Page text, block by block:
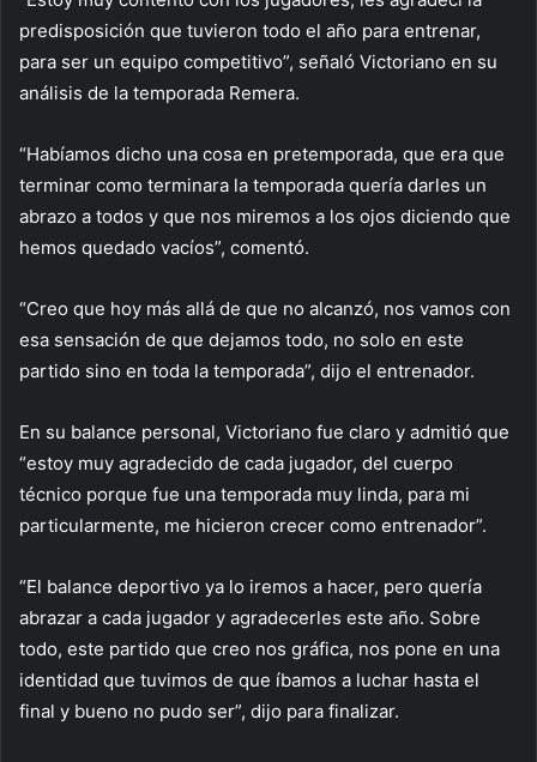
predisposición que tuvieron todo el año para entrenar,
para ser un equipo competitivo”, señaló Victoriano en su
análisis de la temporada Remera.
“Habíamos dicho una cosa en pretemporada, que era que
terminar como terminara la temporada quería darles un
abrazo a todos y que nos miremos a los ojos diciendo que
hemos quedado vacíos”, comentó.
“Creo que hoy más allá de que no alcanzó, nos vamos con
esa sensación de que dejamos todo, no solo en este
partido sino en toda la temporada”, dijo el entrenador.
En su balance personal, Victoriano fue claro y admitió que
“estoy muy agradecido de cada jugador, del cuerpo
técnico porque fue una temporada muy linda, para mi
particularmente, me hicieron crecer como entrenador”.
“El balance deportivo ya lo iremos a hacer, pero quería
abrazar a cada jugador y agradecerles este año. Sobre
todo, este partido que creo nos gráfica, nos pone en una
identidad que tuvimos de que íbamos a luchar hasta el
final y bueno no pudo ser”, dijo para finalizar.